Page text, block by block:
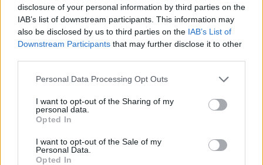
disclosure of your personal information by third parties on the
IAB’s list of downstream participants. This information may
also be disclosed by us to third parties on the IAB’s List of
Downstream Participants that may further disclose it to other
Please note that this website/app uses one or more Google
not limited to your visit or usage behaviour. You may click to
grant or deny consent to Google and its third-party tags to
use your data for below specified purposes in below Google
consent section.
Personal Data Processing Opt Outs
I want to opt-out of the Sharing of my
personal data.
Opted In
I want to opt-out of the Sale of my
Personal Data.
Opted In
Címkék: #kutatás #magány #közösségi média
Beperelték a Netflixet
jogszerűtlen adatgyűjtés